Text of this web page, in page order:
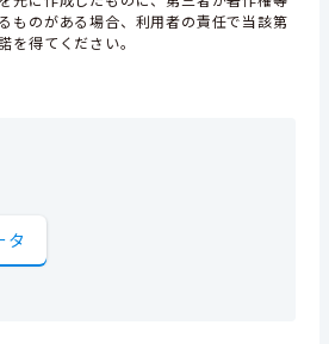
ものがある場合、利用者の責任で当該第
を得てください。
タ